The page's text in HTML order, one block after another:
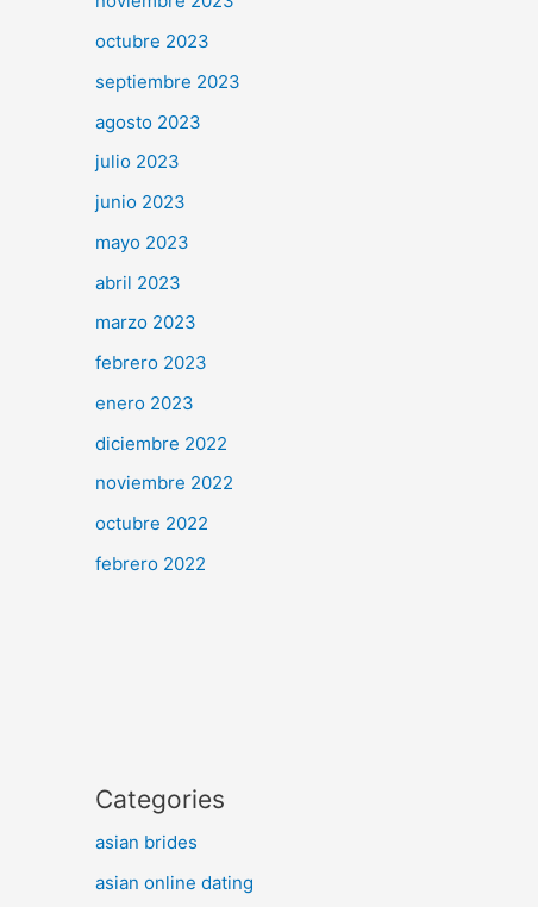
octubre 2023
septiembre 2023
agosto 2023
julio 2023
junio 2023
mayo 2023
abril 2023
marzo 2023
febrero 2023
enero 2023
diciembre 2022
noviembre 2022
octubre 2022
febrero 2022
Categories
asian brides
asian online dating